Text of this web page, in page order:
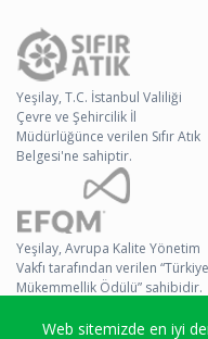
Web sitemizde en iyi
Yeşilay, T.C. İstanbul Valiliği
Çevre ve Şehircilik İl
Müdürlüğünce verilen Sıfır Atık
Belgesi'ne sahiptir.
Yeşilay, Avrupa Kalite Yönetim
Vakfı tarafından verilen “Türkiye
Mükemmellik Ödülü” sahibidir.